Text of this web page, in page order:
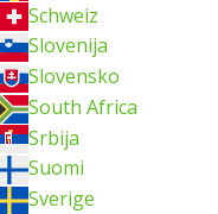
Schweiz
Slovenija
Slovensko
South Africa
Srbija
Suomi
Sverige